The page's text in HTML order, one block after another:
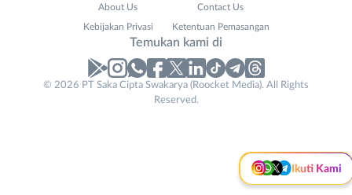
No. Telp /
Ikuti Kami
Instagram
X - Twitter
About Us Contact Us
Kebijakan Privasi Ketentuan Pemasangan
Temukan kami di
© 2026 PT Saka Cipta Swakarya (Roocket Media). All Rights
Reserved.